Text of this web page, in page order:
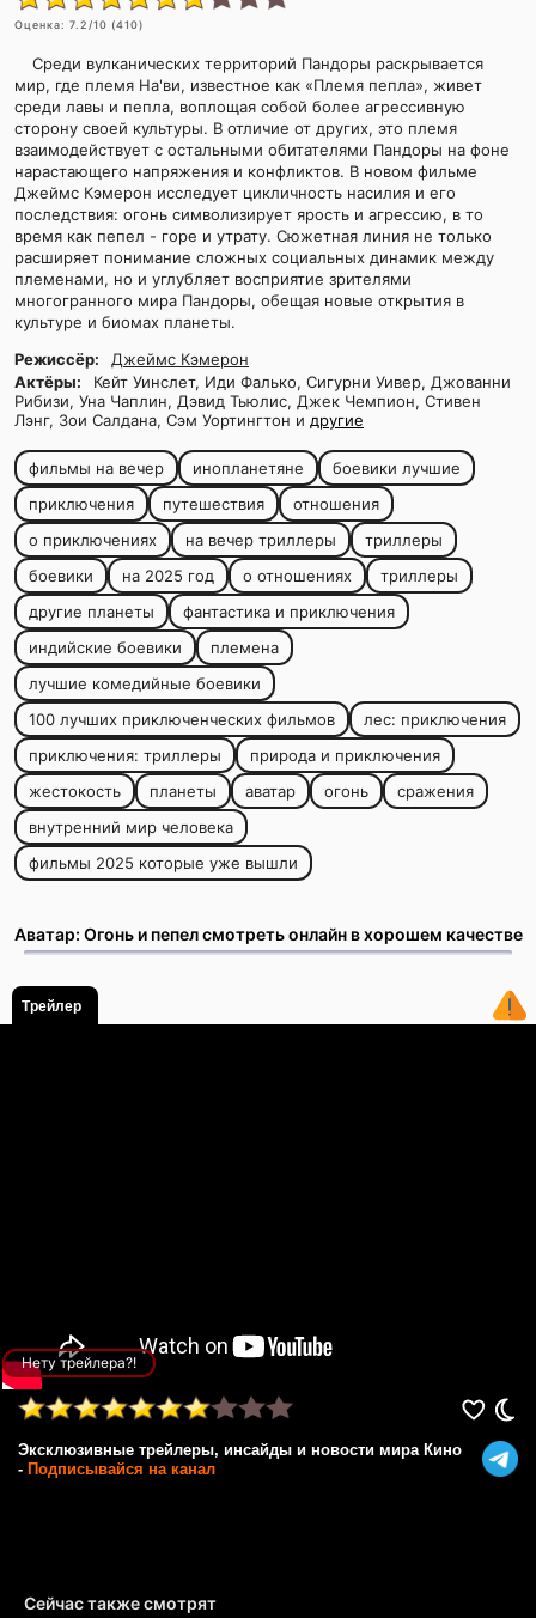
Оценка: 7.2/10 (410)
Среди вулканических территорий Пандоры раскрывается
мир, где племя На'ви, известное как «Племя пепла», живет
среди лавы и пепла, воплощая собой более агрессивную
сторону своей культуры. В отличие от других, это племя
взаимодействует с остальными обитателями Пандоры на фоне
нарастающего напряжения и конфликтов. В новом фильме
Джеймс Кэмерон исследует цикличность насилия и его
последствия: огонь символизирует ярость и агрессию, в то
время как пепел - горе и утрату. Сюжетная линия не только
расширяет понимание сложных социальных динамик между
племенами, но и углубляет восприятие зрителями
многогранного мира Пандоры, обещая новые открытия в
культуре и биомах планеты.
Режиссёр:
Джеймс Кэмерон
Актёры:
Кейт Уинслет, Иди Фалько, Сигурни Уивер, Джованни
Рибизи, Уна Чаплин, Дэвид Тьюлис, Джек Чемпион, Стивен
Лэнг, Зои Салдана, Сэм Уортингтон и другие
фильмы на вечер инопланетяне
боевики лучшие
приключения
путешествия
отношения
о приключениях
на вечер триллеры
триллеры
боевики
на 2025 год о отношениях
триллеры
другие планеты
фантастика и приключения
индийские боевики
племена
лучшие комедийные боевики
100 лучших приключенческих фильмов
лес: приключения
приключения: триллеры
природа и приключения
жестокость
планеты аватар огонь
сражения
внутренний мир человека
фильмы 2025 которые уже вышли
Аватар: Огонь и пепел смотреть онлайн в хорошем качестве
Трейлер
Нету трейлера?!
Эксклюзивные трейлеры, инсайды и новости мира Кино
- Подписывайся на канал
Сейчас также смотрят